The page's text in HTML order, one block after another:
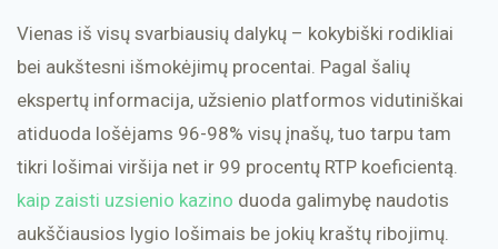
Vienas iš visų svarbiausių dalykų – kokybiški rodikliai
bei aukštesni išmokėjimų procentai. Pagal šalių
ekspertų informacija, užsienio platformos vidutiniškai
atiduoda lošėjams 96-98% visų įnašų, tuo tarpu tam
tikri lošimai viršija net ir 99 procentų RTP koeficientą.
kaip zaisti uzsienio kazino duoda galimybę naudotis
aukščiausios lygio lošimais be jokių kraštų ribojimų.